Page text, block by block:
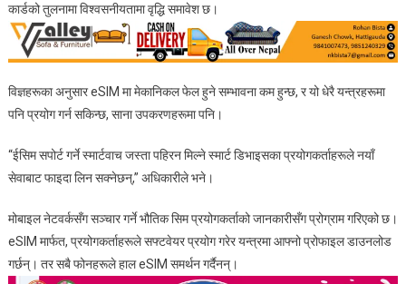
कार्डको तुलनामा विश्वसनीयतामा वृद्धि समावेश छ।
विज्ञहरूका अनुसार eSIM मा मेकानिकल फेल हुने सम्भावना कम हुन्छ, र यो धेरै यन्त्रहरूमा
पनि प्रयोग गर्न सकिन्छ, साना उपकरणहरूमा पनि।
“ईसिम सपोर्ट गर्ने स्मार्टवाच जस्ता पहिरन मिल्ने स्मार्ट डिभाइसका प्रयोगकर्ताहरूले नयाँ
सेवाबाट फाइदा लिन सक्नेछन्,” अधिकारीले भने।
मोबाइल नेटवर्कसँग सञ्चार गर्ने भौतिक सिम प्रयोगकर्ताको जानकारीसँग प्रोग्राम गरिएको छ।
eSIM मार्फत, प्रयोगकर्ताहरूले सफ्टवेयर प्रयोग गरेर यन्त्रमा आफ्नो प्रोफाइल डाउनलोड
गर्छन्। तर सबै फोनहरूले हाल eSIM समर्थन गर्दैनन्।